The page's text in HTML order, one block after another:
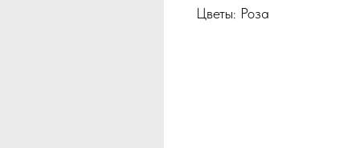
Цветы: Роза